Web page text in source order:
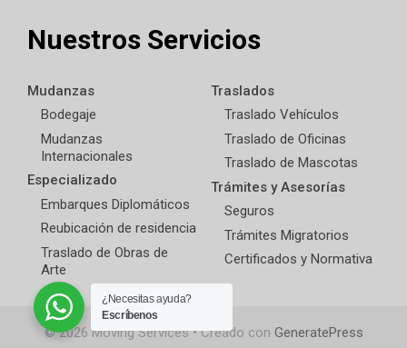
Nuestros Servicios
Mudanzas
Bodegaje
Mudanzas
Internacionales
Especializado
Embarques Diplomáticos
Reubicación de residencia
Traslado de Obras de
Arte
Traslados
Traslado Vehículos
Traslado de Oficinas
Traslado de Mascotas
Trámites y Asesorías
Seguros
Trámites Migratorios
Certificados y Normativa
© 2026 Moving Services• Creado con GeneratePress
¿Necesitas ayuda?
Escríbenos